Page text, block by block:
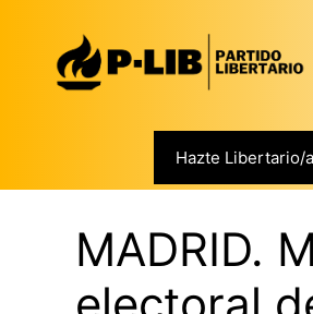
contenido
Hazte Libertario/a
MADRID.